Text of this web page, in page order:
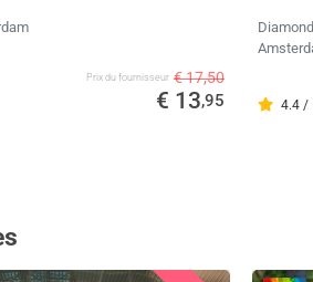
Prix ​​du fournisseur € 17,50
€ 13,95 4.4 /